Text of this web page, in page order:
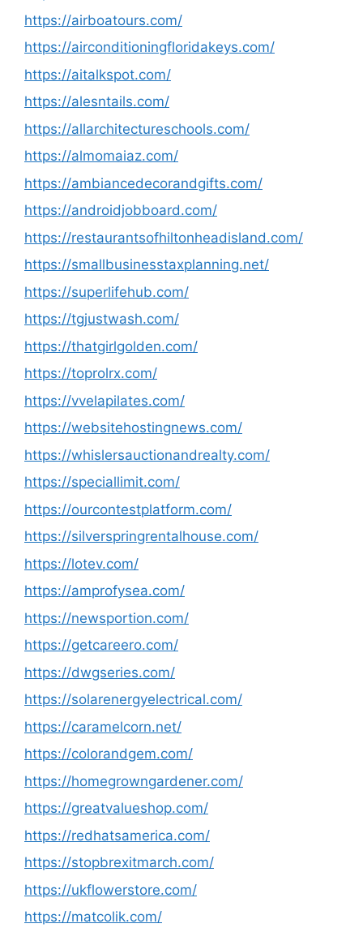
https://airboatours.com/
https://airconditioningfloridakeys.com/
https://aitalkspot.com/
https://alesntails.com/
https://allarchitectureschools.com/
https://almomaiaz.com/
https://ambiancedecorandgifts.com/
https://androidjobboard.com/
https://restaurantsofhiltonheadisland.com/
https://smallbusinesstaxplanning.net/
https://superlifehub.com/
https://tgjustwash.com/
https://thatgirlgolden.com/
https://toprolrx.com/
https://vvelapilates.com/
https://websitehostingnews.com/
https://whislersauctionandrealty.com/
https://speciallimit.com/
https://ourcontestplatform.com/
https://silverspringrentalhouse.com/
https://lotev.com/
https://amprofysea.com/
https://newsportion.com/
https://getcareero.com/
https://dwgseries.com/
https://solarenergyelectrical.com/
https://caramelcorn.net/
https://colorandgem.com/
https://homegrowngardener.com/
https://greatvalueshop.com/
https://redhatsamerica.com/
https://stopbrexitmarch.com/
https://ukflowerstore.com/
https://matcolik.com/